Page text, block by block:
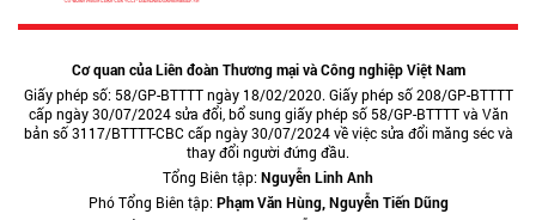
Cơ quan của Liên đoàn Thương mại và Công nghiệp Việt Nam
Giấy phép số: 58/GP-BTTTT ngày 18/02/2020. Giấy phép số 208/GP-BTTTT
cấp ngày 30/07/2024 sửa đổi, bổ sung giấy phép số 58/GP-BTTTT và Văn
bản số 3117/BTTTT-CBC cấp ngày 30/07/2024 về việc sửa đổi măng séc và
thay đổi người đứng đầu.
Tổng Biên tập:Nguyễn Linh Anh
Phó Tổng Biên tập:Phạm Văn Hùng, Nguyễn Tiến Dũng